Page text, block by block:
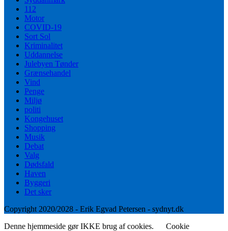
112
Motor
COVID-19
Sort Sol
Kriminalitet
Uddannelse
Julebyen Tønder
Grænsehandel
Vind
Penge
Miljø
politi
Kongehuset
Shopping
Musik
Debat
Valg
Dødsfald
Haven
Byggeri
Det sker
Copyright 2020/2028 - Erik Egvad Petersen - sydnyt.dk
Denne hjemmeside gør IKKE brug af cookies.
Cookie